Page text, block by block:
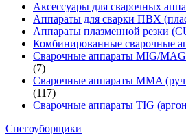
Аксессуары для сварочных
Аппараты для сварки ПВХ
Аппараты плазменной резки
Комбинированные сварочные
Сварочные аппараты MIG/MAG
(7)
Сварочные аппараты MMA
(117)
Сварочные аппараты TIG
Снегоуборщики